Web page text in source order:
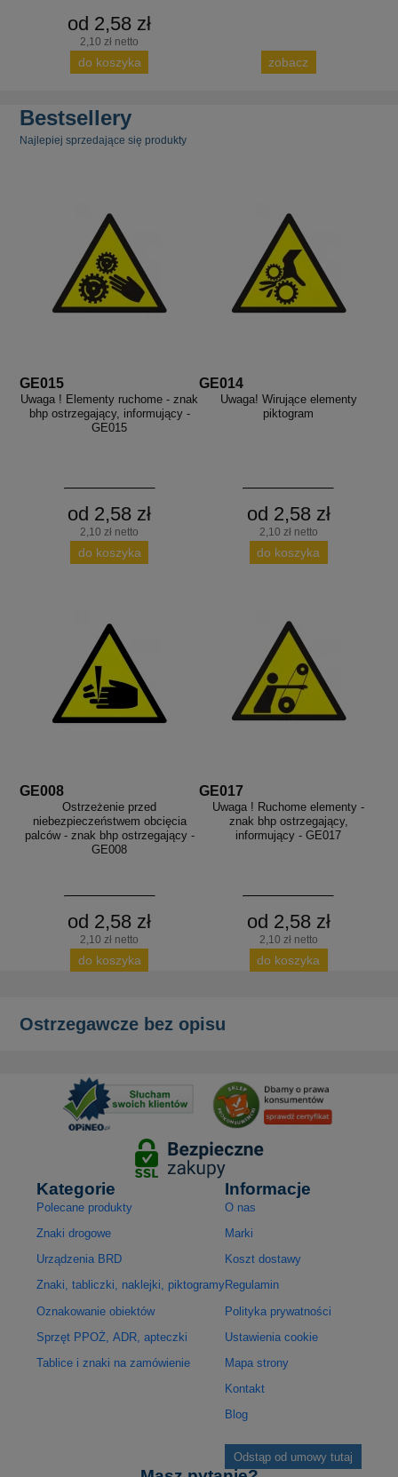
od 2,58 zł
2,10 zł netto
do koszyka zobacz
Bestsellery
Najlepiej sprzedające się produkty
GE015
Uwaga ! Elementy ruchome - znak
bhp ostrzegający, informujący -
GE015
od 2,58 zł
2,10 zł netto
do koszyka
GE014
Uwaga! Wirujące elementy
piktogram
od 2,58 zł
2,10 zł netto
do koszyka
GE008
Ostrzeżenie przed
niebezpieczeństwem obcięcia
palców - znak bhp ostrzegający -
GE008
od 2,58 zł
2,10 zł netto
do koszyka
GE017
Uwaga ! Ruchome elementy -
znak bhp ostrzegający,
informujący - GE017
od 2,58 zł
2,10 zł netto
do koszyka
Ostrzegawcze bez opisu
Kategorie
Polecane produkty
Znaki drogowe
Urządzenia BRD
Znaki, tabliczki, naklejki, piktogramy
Oznakowanie obiektów
Sprzęt PPOŻ, ADR, apteczki
Tablice i znaki na zamówienie
Informacje
O nas
Marki
Koszt dostawy
Regulamin
Polityka prywatności
Ustawienia cookie
Mapa strony
Kontakt
Blog
Odstąp od umowy tutaj